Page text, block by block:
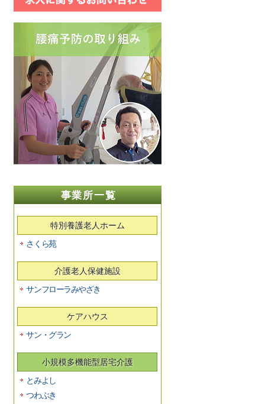
事業所一覧
特別養護老人ホーム
さくら苑
介護老人保健施設
サンフローラみやざき
ケアハウス
サン・グラン
小規模多機能型居宅介護
とみよし
つわぶき